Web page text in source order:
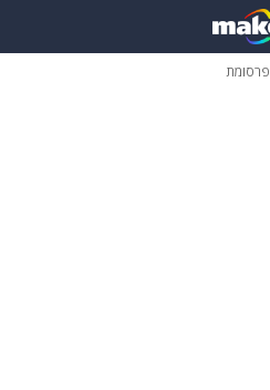
פרסומת